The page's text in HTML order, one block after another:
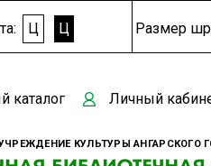
Ц Ц Размер
КУЛЬТУРЫ АНГАРСКОГО
каталог Личный